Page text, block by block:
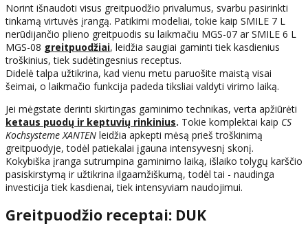
Norint išnaudoti visus greitpuodžio privalumus, svarbu pasirinkti
tinkamą virtuvės įrangą. Patikimi modeliai, tokie kaip SMILE 7 L
nerūdijančio plieno greitpuodis su laikmačiu MGS-07 ar SMILE 6 L
MGS-08 greitpuodžiai, leidžia saugiai gaminti tiek kasdienius
troškinius, tiek sudėtingesnius receptus.
Didelė talpa užtikrina, kad vienu metu paruošite maistą visai
šeimai, o laikmačio funkcija padeda tiksliai valdyti virimo laiką.
Jei mėgstate derinti skirtingas gaminimo technikas, verta apžiūrėti
ketaus puodų ir keptuvių rinkinius. Tokie komplektai kaip CS
Kochsysteme XANTEN leidžia apkepti mėsą prieš troškinimą
greitpuodyje, todėl patiekalai įgauna intensyvesnį skonį.
Kokybiška įranga sutrumpina gaminimo laiką, išlaiko tolygų karščio
pasiskirstymą ir užtikrina ilgaamžiškumą, todėl tai - naudinga
investicija tiek kasdienai, tiek intensyviam naudojimui.
Greitpuodžio receptai: DUK